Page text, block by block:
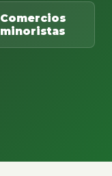
Comercios
minoristas